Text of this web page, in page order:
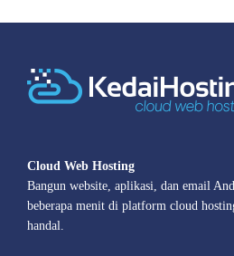
Cloud Web Hosting
Bangun website, aplikasi, dan email
beberapa menit di platform cloud
handal.